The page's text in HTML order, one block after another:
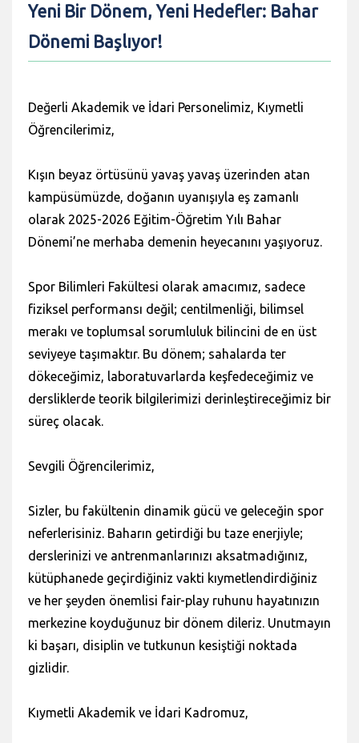
Yeni Bir Dönem, Yeni Hedefler: Bahar
Dönemi Başlıyor!
Değerli Akademik ve İdari Personelimiz, Kıymetli
Öğrencilerimiz,
Kışın beyaz örtüsünü yavaş yavaş üzerinden atan
kampüsümüzde, doğanın uyanışıyla eş zamanlı
olarak 2025-2026 Eğitim-Öğretim Yılı Bahar
Dönemi’ne merhaba demenin heyecanını yaşıyoruz.
Spor Bilimleri Fakültesi olarak amacımız, sadece
fiziksel performansı değil; centilmenliği, bilimsel
merakı ve toplumsal sorumluluk bilincini de en üst
seviyeye taşımaktır. Bu dönem; sahalarda ter
dökeceğimiz, laboratuvarlarda keşfedeceğimiz ve
dersliklerde teorik bilgilerimizi derinleştireceğimiz bir
süreç olacak.
Sevgili Öğrencilerimiz,
Sizler, bu fakültenin dinamik gücü ve geleceğin spor
neferlerisiniz. Baharın getirdiği bu taze enerjiyle;
derslerinizi ve antrenmanlarınızı aksatmadığınız,
kütüphanede geçirdiğiniz vakti kıymetlendirdiğiniz
ve her şeyden önemlisi fair-play ruhunu hayatınızın
merkezine koyduğunuz bir dönem dileriz. Unutmayın
ki başarı, disiplin ve tutkunun kesiştiği noktada
gizlidir.
Kıymetli Akademik ve İdari Kadromuz,